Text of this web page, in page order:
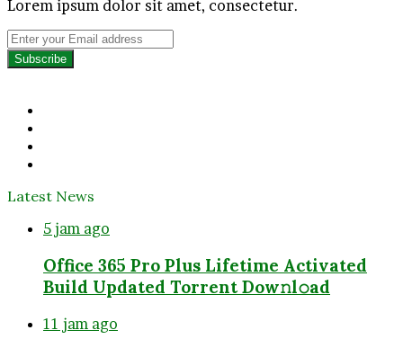
Lorem ipsum dolor sit amet, consectetur.
Enter
your
Email
Latest News
5 jam ago
Office 365 Pro Plus Lifetime Activated
Build Updated Torrent Dow𝚗l𝚘аd
11 jam ago